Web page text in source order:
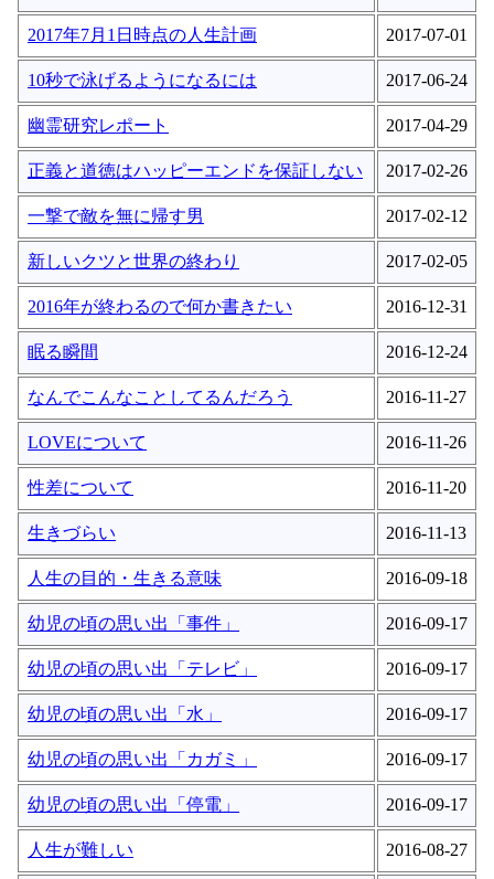
2017年7月1日時点の人生計画 2017-07-01
10秒で泳げるようになるには 2017-06-24
幽霊研究レポート 2017-04-29
正義と道徳はハッピーエンドを保証しない 2017-02-26
一撃で敵を無に帰す男 2017-02-12
新しいクツと世界の終わり 2017-02-05
2016年が終わるので何か書きたい 2016-12-31
眠る瞬間 2016-12-24
なんでこんなことしてるんだろう 2016-11-27
LOVEについて 2016-11-26
性差について 2016-11-20
生きづらい 2016-11-13
人生の目的・生きる意味 2016-09-18
幼児の頃の思い出「事件」 2016-09-17
幼児の頃の思い出「テレビ」 2016-09-17
幼児の頃の思い出「水」 2016-09-17
幼児の頃の思い出「カガミ」 2016-09-17
幼児の頃の思い出「停電」 2016-09-17
人生が難しい 2016-08-27